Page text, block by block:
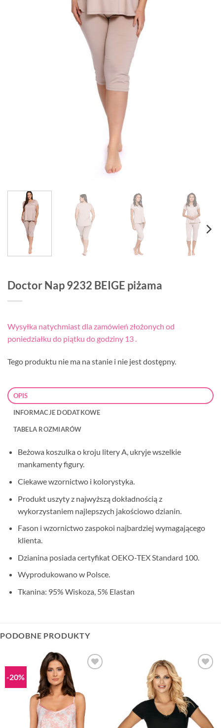
Doctor Nap 9232 BEIGE piżama
Wysyłka natychmiast dla zamówień złożonych od
poniedziałku do piątku do godziny 13 .
Tego produktu nie ma na stanie i nie jest dostępny.
OPIS
INFORMACJE DODATKOWE
TABELA ROZMIARÓW
Beżowa koszulka o kroju litery A, ukryje wszelkie
mankamenty figury.
Ciekawe wzornictwo i kolorystyka.
Produkt uszyty z najwyższą dokładnością z
wykorzystaniem najlepszych jakościowo dzianin.
Fason i wzornictwo zaspokoi najbardziej wymagającego
klienta.
Dzianina posiada certyfikat OEKO-TEX Standard 100.
Wyprodukowano w Polsce.
Tkanina: 95% Wiskoza, 5% Elastan
PODOBNE PRODUKTY
-20%